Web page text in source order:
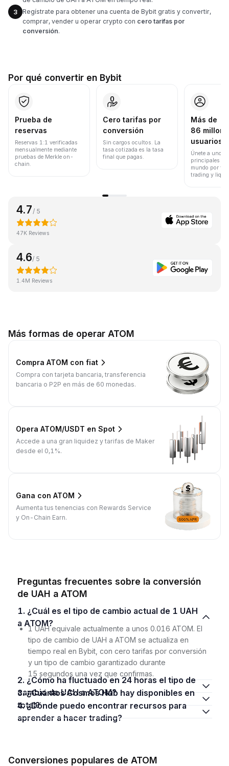
3
Regístrate para obtener una cuenta de Bybit gratis y convertir,
comprar, vender u operar crypto con cero tarifas por
conversión.
Por qué convertir en Bybit
Prueba de
reservas
Reservas 1:1 verificadas
mensualmente mediante
pruebas de Merkle on-
chain.
Cero tarifas por
conversión
Sin cargos ocultos. La
tasa cotizada es la tasa
final que pagas.
Más de
86
usuarios
Únete a uno
principales
mundo por
trading y
4.7 / 5
47K Reviews
4.6/ 5
1.4M Reviews
Más formas de operar ATOM
Compra ATOM con fiat
Compra con tarjeta bancaria, transferencia
bancaria o P2P en más de 60 monedas.
Opera ATOM/USDT en Spot
Accede a una gran liquidez y tarifas de Maker
desde el 0,1%.
Gana con ATOM
Aumenta tus tenencias con Rewards Service
y On-Chain Earn.
Preguntas frecuentes sobre la conversión
de UAH a ATOM
1. ¿Cuál es el tipo de cambio actual de 1 UAH
a ATOM?
1 UAH equivale actualmente a unos 0.016 ATOM. El
tipo de cambio de UAH a ATOM se actualiza en
tiempo real en Bybit, con cero tarifas por conversión
y un tipo de cambio garantizado durante
15 segundos una vez que confirmas.
2. ¿Cómo ha fluctuado en 24 horas el tipo de
cambio de UAH a ATOM?
3. ¿Cuántos Cosmos Hub hay disponibles en
total?
4. ¿Dónde puedo encontrar recursos para
aprender a hacer trading?
Conversiones populares de ATOM